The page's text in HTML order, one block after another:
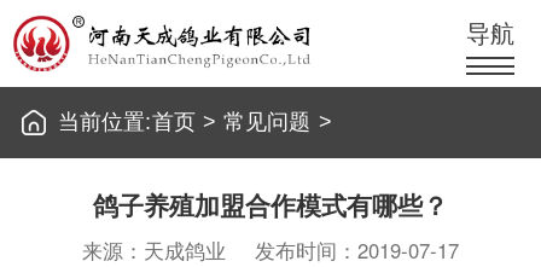
导航
当前位置:首页 > 常见问题 >
鸽子养殖加盟合作模式有哪些？
来源：天成鸽业 发布时间：2019-07-17